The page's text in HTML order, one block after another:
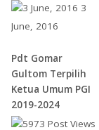
3
June, 2016
Pdt Gomar
Gultom Terpilih
Ketua Umum PGI
2019-2024